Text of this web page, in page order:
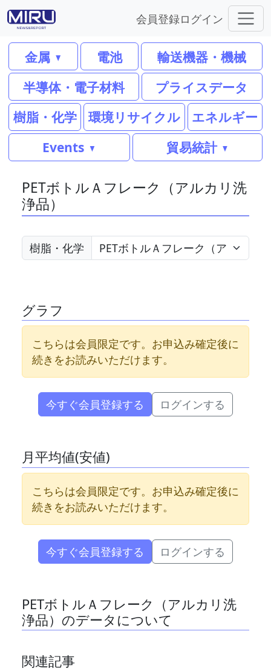
会員登録ログイン
金属 電池
輸送機器・機械
半導体・電子材料
プライスデータ
樹脂・化学
環境リサイクル
エネルギー
Events
貿易統計
PETボトルＡフレーク（アルカリ洗
浄品）
樹脂・化学
グラフ
こちらは会員限定です。お申込み確定後に
続きをお読みいただけます。
今すぐ会員登録する ログインする
月平均値(安値)
こちらは会員限定です。お申込み確定後に
続きをお読みいただけます。
今すぐ会員登録する ログインする
PETボトルＡフレーク（アルカリ洗
浄品）のデータについて
関連記事